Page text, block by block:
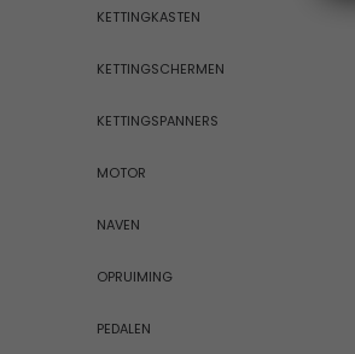
KETTINGKASTEN
KETTINGSCHERMEN
KETTINGSPANNERS
MOTOR
NAVEN
OPRUIMING
PEDALEN